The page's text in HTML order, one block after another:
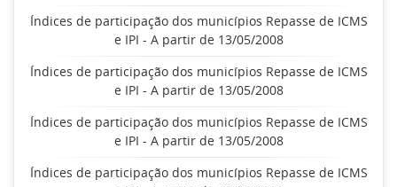
Índices de participação dos municípios Repasse de ICMS
e IPI - A partir de 13/05/2008
Índices de participação dos municípios Repasse de ICMS
e IPI - A partir de 13/05/2008
Índices de participação dos municípios Repasse de ICMS
e IPI - A partir de 13/05/2008
Índices de participação dos municípios Repasse de ICMS